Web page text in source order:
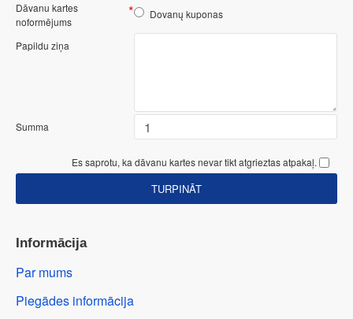
Dāvanu kartes
noformējums
Dovanų kuponas
Papildu ziņa
Summa
Es saprotu, ka dāvanu kartes nevar tikt atgrieztas atpakaļ.
TURPINĀT
Informācija
Par mums
Piegādes informācija